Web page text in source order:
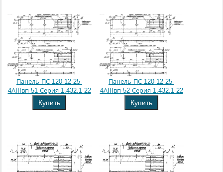
Панель ПС 120-12-25-
4АIIIвп-51 Серия 1.432.1-22
Купить
Панель ПС 120-12-25-
4АIIIвп-52 Серия 1.432.1-22
Купить